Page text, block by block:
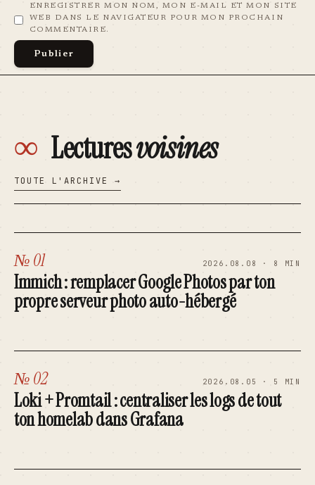
ENREGISTRER MON NOM, MON E-MAIL ET MON SITE
WEB DANS LE NAVIGATEUR POUR MON PROCHAIN
COMMENTAIRE.
∞ Lecturesvoisines
TOUTE L'ARCHIVE →
№ 01 2026.08.08 · 8 MIN
Immich : remplacer Google Photos par ton
propre serveur photo auto-hébergé
№ 02 2026.08.05 · 5 MIN
Loki + Promtail : centraliser les logs de tout
ton homelab dans Grafana